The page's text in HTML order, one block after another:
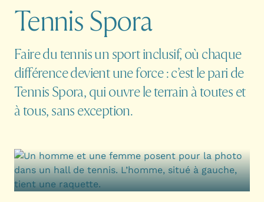
Tennis Spora
Faire du tennis un sport inclusif, où chaque
différence devient une force : c’est le pari de
Tennis Spora, qui ouvre le terrain à toutes et
à tous, sans exception.